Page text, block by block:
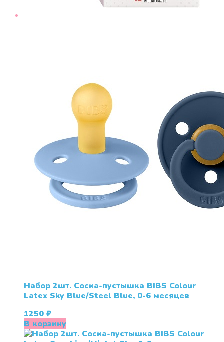
Набор 2шт. Соска-пустышка BIBS Colour
Latex Sky Blue/Steel Blue, 0-6 месяцев
1250 ₽
В корзину